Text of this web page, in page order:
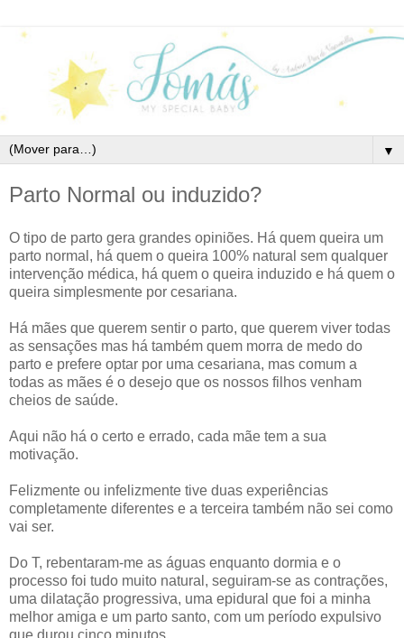
▼
Parto Normal ou induzido?
O tipo de parto gera grandes opiniões. Há quem queira um
parto normal, há quem o queira 100% natural sem qualquer
intervenção médica, há quem o queira induzido e há quem o
queira simplesmente por cesariana.
Há mães que querem sentir o parto, que querem viver todas
as sensações mas há também quem morra de medo do
parto e prefere optar por uma cesariana, mas comum a
todas as mães é o desejo que os nossos filhos venham
cheios de saúde.
Aqui não há o certo e errado, cada mãe tem a sua
motivação.
Felizmente ou infelizmente tive duas experiências
completamente diferentes e a terceira também não sei como
vai ser.
Do T, rebentaram-me as águas enquanto dormia e o
processo foi tudo muito natural, seguiram-se as contrações,
uma dilatação progressiva, uma epidural que foi a minha
melhor amiga e um parto santo, com um período expulsivo
que durou cinco minutos.